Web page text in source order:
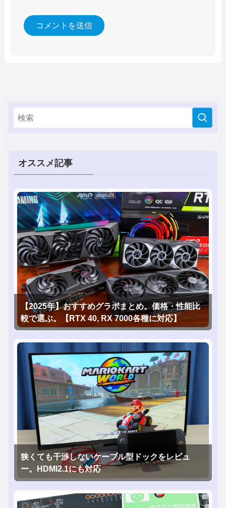
オススメ記事
【2025年】おすすめグラボまとめ。価格・性能比
較で選ぶ。【RTX 40, RX 7000各種に対応】
狭くても干渉しないケーブル型ドックをレビュ
ー。HDMI2.1にも対応